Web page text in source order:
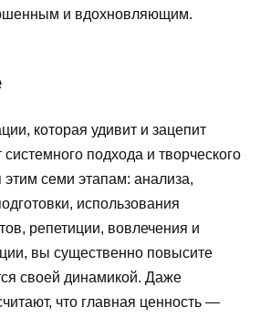
и вдохновляющим.
которая удивит и зацепит
подхода и творческого
семи этапам: анализа,
использования
репетиции, вовлечения и
вы существенно повысите
своей динамикой. Даже
что главная ценность —